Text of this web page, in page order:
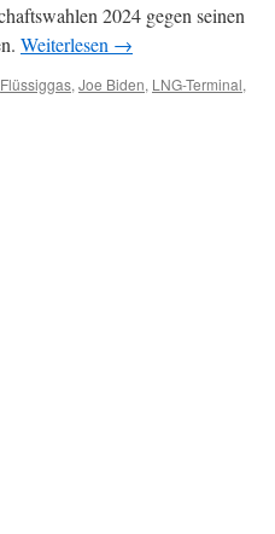
2024 gegen seinen
Weiterlesen →
Flüssiggas, Joe Biden, LNG-Terminal,